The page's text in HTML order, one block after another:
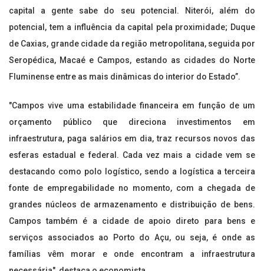
capital a gente sabe do seu potencial. Niterói, além do
potencial, tem a influência da capital pela proximidade; Duque
de Caxias, grande cidade da região metropolitana, seguida por
Seropédica, Macaé e Campos, estando as cidades do Norte
Fluminense entre as mais dinâmicas do interior do Estado”.
"Campos vive uma estabilidade financeira em função de um
orçamento público que direciona investimentos em
infraestrutura, paga salários em dia, traz recursos novos das
esferas estadual e federal. Cada vez mais a cidade vem se
destacando como polo logístico, sendo a logística a terceira
fonte de empregabilidade no momento, com a chegada de
grandes núcleos de armazenamento e distribuição de bens.
Campos também é a cidade de apoio direto para bens e
serviços associados ao Porto do Açu, ou seja, é onde as
famílias vêm morar e onde encontram a infraestrutura